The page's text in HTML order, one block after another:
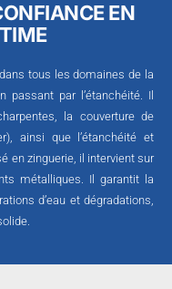
EN
tous les domaines de la
passant par l’étanchéité. Il
la couverture de
ainsi que l’étanchéité et
en zinguerie, il intervient sur
métalliques. Il garantit la
d’eau et dégradations,